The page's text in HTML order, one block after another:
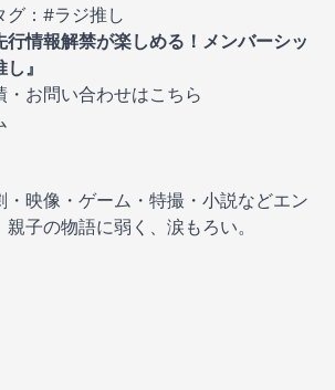
：#ラジ推し
情報解禁が楽しめる！メンバーシッ
』
お問い合わせはこちら
・映像・ゲーム・特撮・小説などエン
子の物語に弱く、涙もろい。